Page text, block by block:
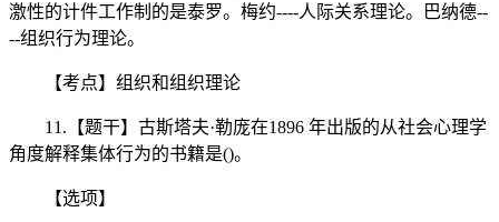
激性的计件工作制的是泰罗。梅约----人际关系理论。巴纳德--
--组织行为理论。
【考点】组织和组织理论
11.【题干】古斯塔夫·勒庞在1896 年出版的从社会心理学
角度解释集体行为的书籍是()。
【选项】